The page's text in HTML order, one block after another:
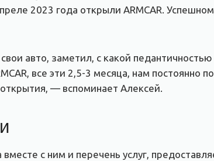
2023 года открыли ARMCAR.
авто, заметил, с какой педантичностью
все эти 2,5-3 месяца, нам постоянно
— вспоминает Алексей.
с ним и перечень услуг,